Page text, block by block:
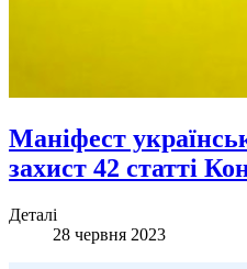
Маніфест
захист 42 статті
Деталі
28 червня 2023